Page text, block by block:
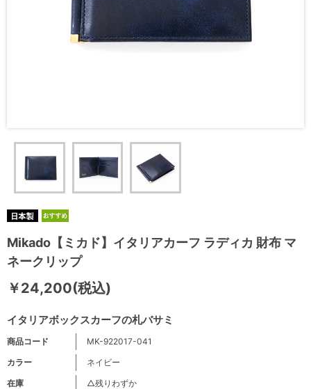
Mikado【ミカド】イタリアカーフ ラディカ 財布 マ
ネークリップ
イタリアボックスカーフの札バサミ
￥24,200(税込)
商品コード
MK-922017-041
カラー
ネイビー
在庫
△残りわずか